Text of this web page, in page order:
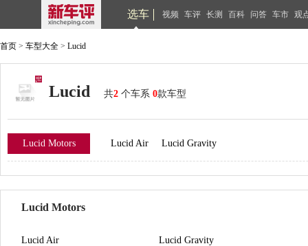
选车 视频 车评 长测 百科 问答 车市 观
首页 > 车型大全 > Lucid
Lucid 共2 个车系 0款车型
Lucid Motors Lucid Air Lucid Gravity
Lucid Motors
Lucid Air Lucid Gravity